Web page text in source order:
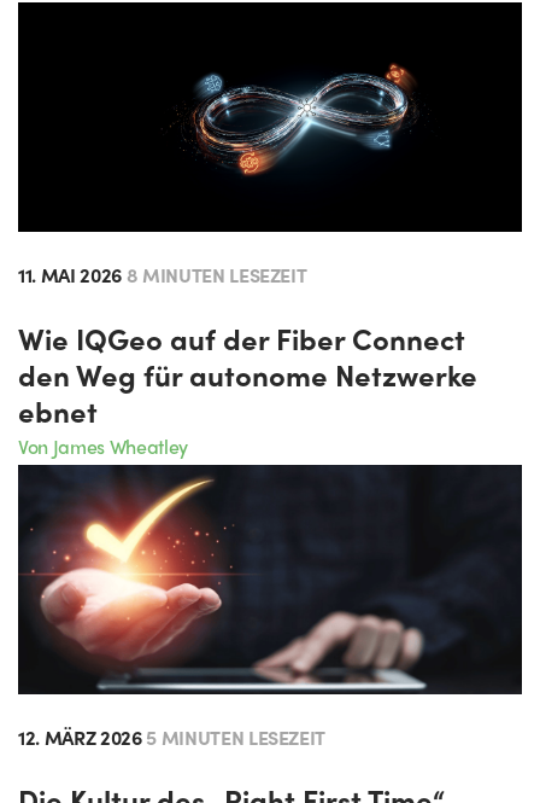
11. MAI 20268 MINUTEN LESEZEIT
Wie IQGeo auf der Fiber Connect
den Weg für autonome Netzwerke
ebnet
Von James Wheatley
12. MÄRZ 20265 MINUTEN LESEZEIT